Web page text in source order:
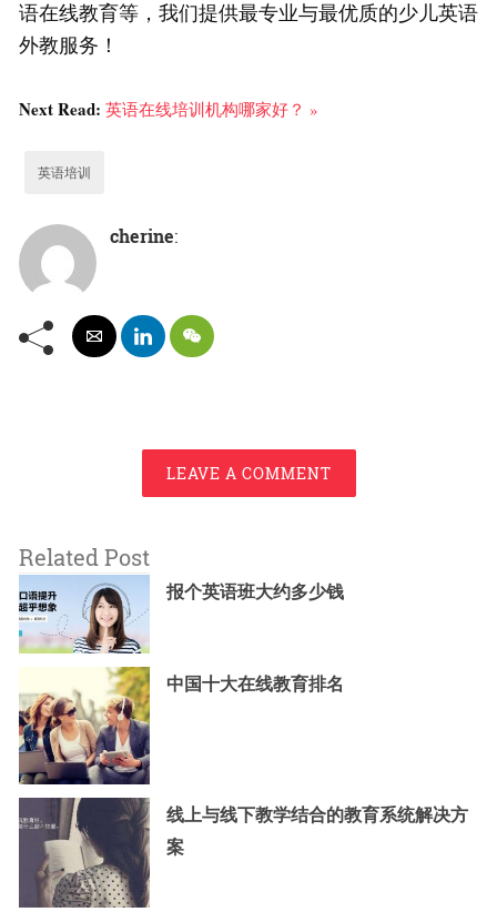
语在线教育等，我们提供最专业与最优质的少儿英语
外教服务！
Next Read: 英语在线培训机构哪家好？ »
英语培训
cherine:
LEAVE A COMMENT
Related Post
报个英语班大约多少钱
中国十大在线教育排名
线上与线下教学结合的教育系统解决方
案